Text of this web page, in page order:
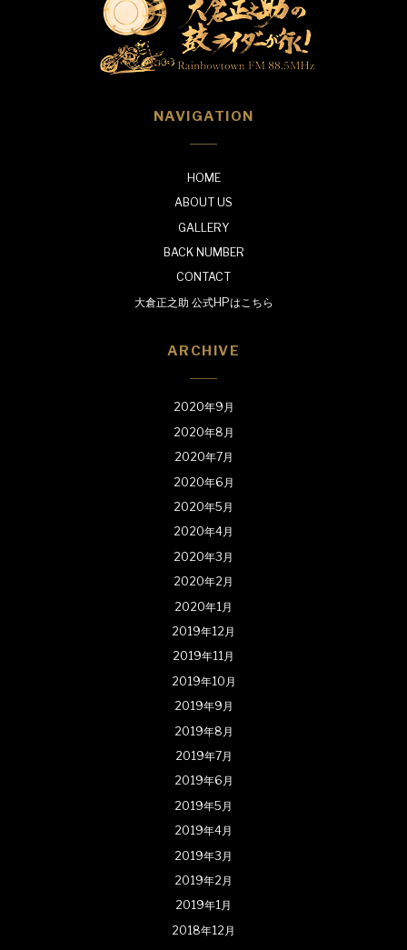
NAVIGATION
HOME
ABOUT US
GALLERY
BACK NUMBER
CONTACT
大倉正之助 公式HPはこちら
ARCHIVE
2020年9月
2020年8月
2020年7月
2020年6月
2020年5月
2020年4月
2020年3月
2020年2月
2020年1月
2019年12月
2019年11月
2019年10月
2019年9月
2019年8月
2019年7月
2019年6月
2019年5月
2019年4月
2019年3月
2019年2月
2019年1月
2018年12月